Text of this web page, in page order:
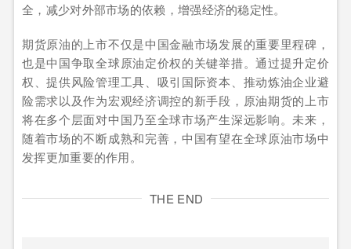
全，减少对外部市场的依赖，增强经济的稳定性。
期货原油的上市不仅是中国金融市场发展的重要里程碑，
也是中国争取全球原油定价权的关键举措。通过提升定价
权、提供风险管理工具、吸引国际资本、推动炼油企业避
险需求以及作为宏观经济调控的新手段，原油期货的上市
将在多个层面对中国乃至全球市场产生深远影响。未来，
随着市场的不断成熟和完善，中国有望在全球原油市场中
发挥更加重要的作用。
THE END